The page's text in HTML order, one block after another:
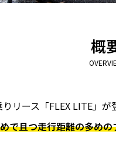
概
リース「FLEX LITE」が
で且つ走行距離の多め